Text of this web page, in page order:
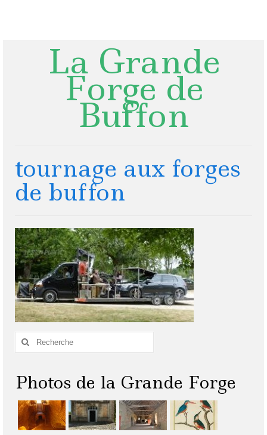
La Grande
Forge de
Buffon
tournage aux forges
de buffon
Rechercher
Photos de la Grande Forge